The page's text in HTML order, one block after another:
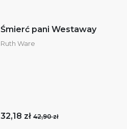
Śmierć pani Westaway
Ruth Ware
32,18 zł 42,90 zł